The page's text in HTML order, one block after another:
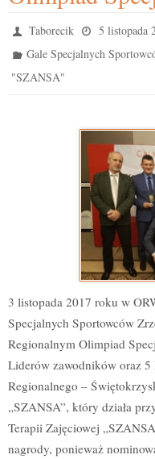
Taborecik
5 listopada
Gale Specjalnych
"SZANSA"
3 listopada 2017 roku w
Specjalnych Sportowców
Regionalnym Olimpiad
Liderów zawodników oraz 5
Regionalnego –
„SZANSA”, który działa
Terapii Zajęciowej
nagrody, ponieważ